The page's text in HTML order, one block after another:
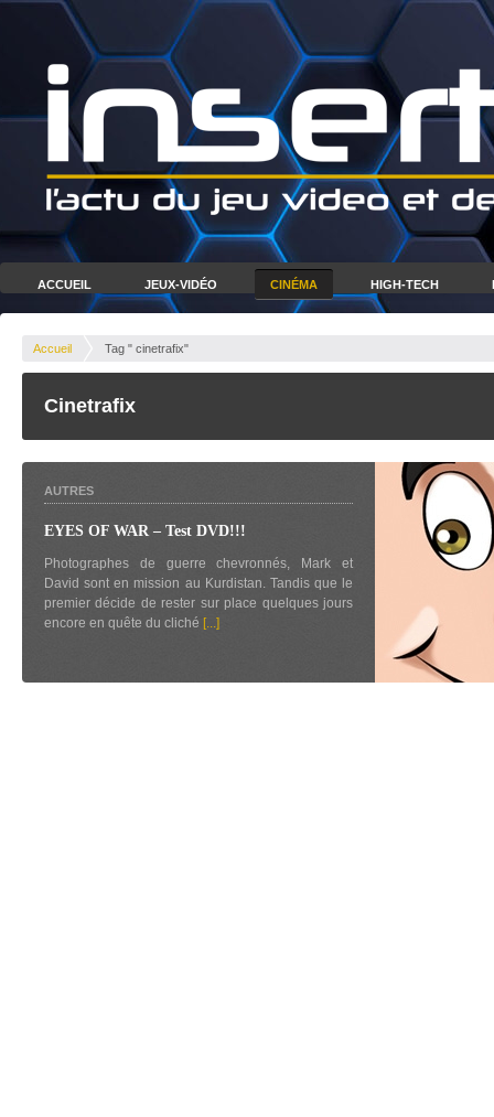
ACCUEIL JEUX-VIDÉO CINÉMA HIGH-TECH
Accueil Tag " cinetrafix"
Cinetrafix
AUTRES
EYES OF WAR – Test DVD!!!
Photographes de guerre chevronnés, Mark et
David sont en mission au Kurdistan. Tandis que le
premier décide de rester sur place quelques jours
encore en quête du cliché [...]